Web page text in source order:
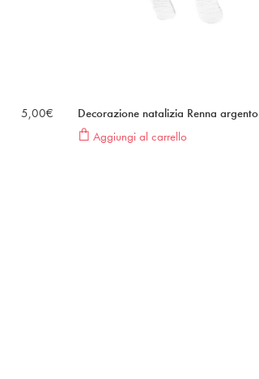
5,00€
Decorazione natalizia Renna argento
Aggiungi al carrello